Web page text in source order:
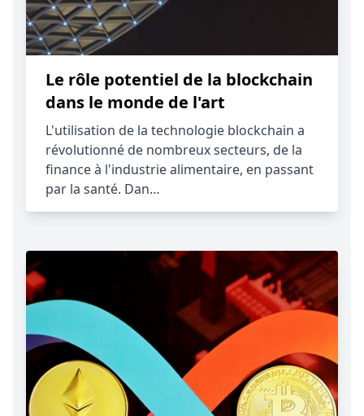
Le rôle potentiel de la blockchain
dans le monde de l'art
L'utilisation de la technologie blockchain a
révolutionné de nombreux secteurs, de la
finance à l'industrie alimentaire, en passant
par la santé. Dan…